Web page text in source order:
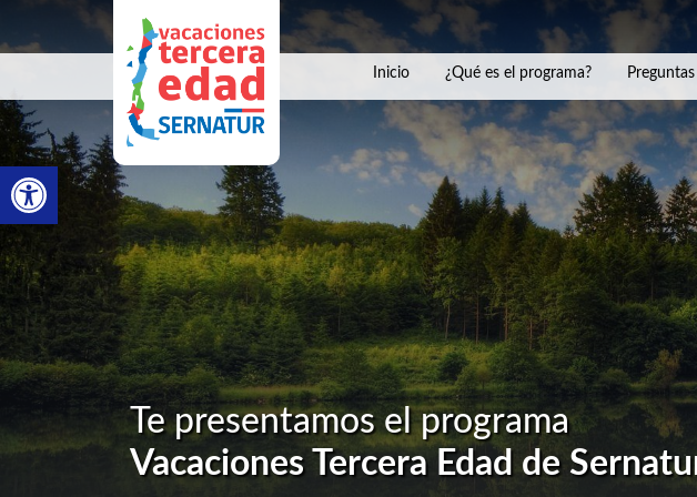
Abrir barra de herramientas
Inicio ¿Qué es el programa?
Te presentamos el programa
Vacaciones Tercera Edad de